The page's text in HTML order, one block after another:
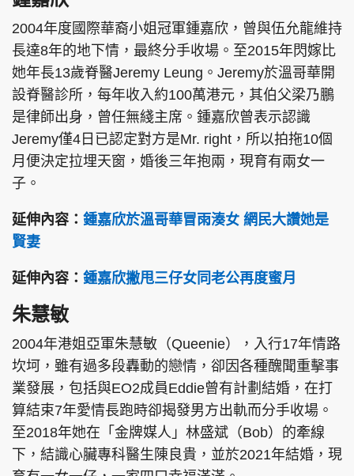
2004年度國際華裔小姐冠軍鍾嘉欣，曾與伍允龍維持
長達8年的地下情，最終分手收場。至2015年閃嫁比
她年長13歲脊醫Jeremy Leung。Jeremy於溫哥華開
設脊醫診所，每年收入約100萬港元，其伯父梁乃鵬
是律師出身，曾任無綫主席。鍾嘉欣曾表示認識
Jeremy僅4日已認定對方是Mr. right，所以拍拖10個
月便決定拉埋天窗，婚後三年抱兩，現育有兩女一
子。
延伸內容： 鍾嘉欣於溫哥華冒雨湊女 網民大讚她是
賢妻
延伸內容： 鍾嘉欣撇甩三仔女同老公再度蜜月
朱慧敏
2004年港姐亞軍朱慧敏（Queenie），入行17年情路
坎坷，雖有過多段轟動的戀情，卻因各種醜聞重擊事
業發展，包括與EO2成員Eddie曾有計劃結婚，在打
算結束7年愛情長跑時卻揭發男方出軌而分手收場。
至2018年她在「金牌媒人」林盛斌（Bob）的牽線
下，結識心臟專科醫生陳良貴，並於2021年結婚，現